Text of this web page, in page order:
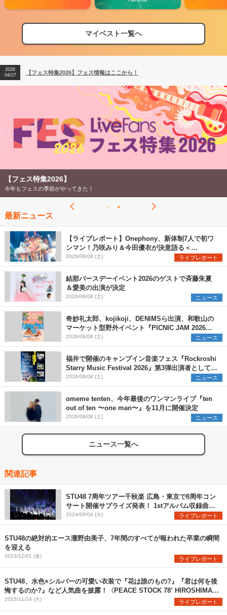
マイベスト一覧へ
【フェス特集2026】フェス情報はここから！
【ライブ動員ランキング】2026年上半期編発表！
2026
04/27
【フェス特集2026】フェス情報はここから！
2026
【ライブ動員ランキング】2026年上半期編発表！
【フェス特集2026】
今年もフェスの季節がやってきた！
最新ニュース
【ライブレポート】Onephony、新体制7人で初ワ
ンマン！乃咲みり＆今田優衣が決意語る＜
Onephony新体制1st Oneman Live はじまりの夏
＞
2026/08/08 (土) ライブレポート
結那バースデーイベント2026のゲストで斉藤朱夏
＆愛美の出演が決定
2026/08/08 (土) ニュース
奇妙礼太郎、kojikoji、DENIMSら出演、和歌山の
マーケット型野外イベント『PICNIC JAM 2026』
早割チケット発売開始
2026/08/08 (土) ニュース
福井で開催のキャンプイン音楽フェス『Rockroshi
Starry Music Festival 2026』第3弾出演者として
SCOOBIE DO、かりゆし58、Reiを発表
2026/08/08 (土) ニュース
omeme tenten、今年最後のワンマンライブ『ten
out of ten 〜one man〜』を11月に開催決定
2026/08/08 (土) ニュース
ニュース一覧へ
関連記事
STU48 7周年ツアー千秋楽 広島・東京で8周年コン
サート開催サプライズ発表！ 1stアルバム収録曲
「月と僕と新しい自分」初披露
2024/06/04 (火) ライブレポート
STU48の絶対的エース瀧野由美子、7年間のすべてが報われた卒業の瞬間
を迎える
2023/12/01 (金) ライブレポート
STU48、水色×シルバーの可愛い衣装で『花は誰のもの?』『君は何を後
悔するのか?』など人気曲を披露！〈PEACE STOCK 78’ HIROSHIMA
2023〉
2023/11/14 (火) ライブレポート